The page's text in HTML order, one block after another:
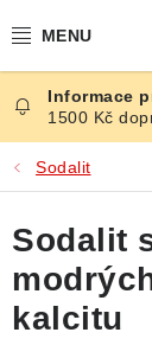
na
ČESKÉ
ŠPERKY
KAMENY ZE
BROUŠENÉ
1500 Kč
Sodalit
Sodalit
kalcitu